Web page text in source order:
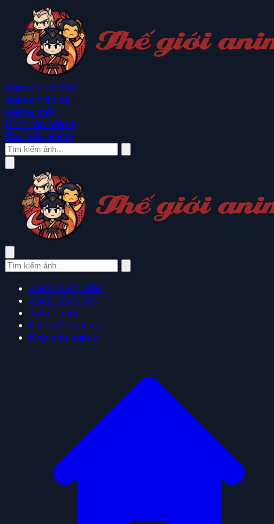
Anime kinh điển
Anime hiện đại
Anime mới
Hình nền anime
Kho ảnh anime
Anime kinh điển
Anime hiện đại
Anime mới
Hình nền anime
Kho ảnh anime